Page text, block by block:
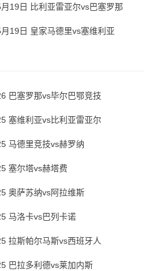
19日 比利亚雷亚尔vs巴塞罗那
19日 皇家马德里vs塞维利亚
巴塞罗那vs毕尔巴鄂竞技
塞维利亚vs比利亚雷亚尔
马德里竞技vs赫罗纳
塞尔塔vs赫塔费
奥萨苏纳vs阿拉维斯
马洛卡vs巴列卡诺
拉斯帕尔马斯vs西班牙人
巴拉多利德vs莱加内斯